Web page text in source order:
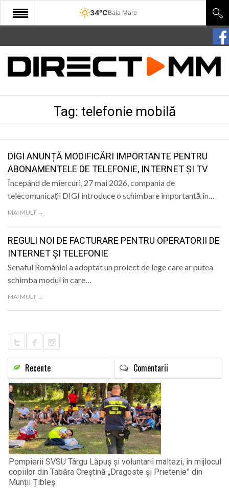
34°CBaia Mare
START
COMUNITATE
SANATATE
SPORT
SPECIAL
POLITIC
LIFE
Tag: telefonie mobilă
DIGI ANUNȚĂ MODIFICĂRI IMPORTANTE PENTRU
ABONAMENTELE DE TELEFONIE, INTERNET ȘI TV
Începând de miercuri, 27 mai 2026, compania de
telecomunicații DIGI introduce o schimbare importantă în…
MAI MULT →
REGULI NOI DE FACTURARE PENTRU OPERATORII DE
INTERNET ȘI TELEFONIE
Senatul României a adoptat un proiect de lege care ar putea
schimba modul în care…
MAI MULT →
Recente Comentarii
Pompierii SVSU Târgu Lăpuș și voluntarii maltezi, în mijlocul
copiilor din Tabăra Creștină „Dragoste și Prietenie” din
Munții Țibleș